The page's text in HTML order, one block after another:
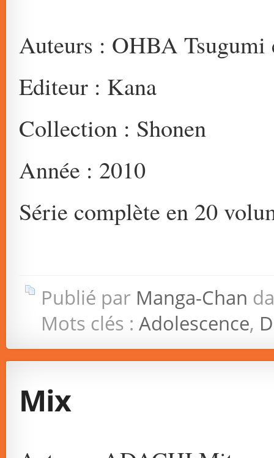
Auteurs : OHBA Tsugumi
Editeur : Kana
Collection : Shonen
Année : 2010
Série complète en 20
Publié par Manga-Chan
Mots clés : Adolescence,
Mix